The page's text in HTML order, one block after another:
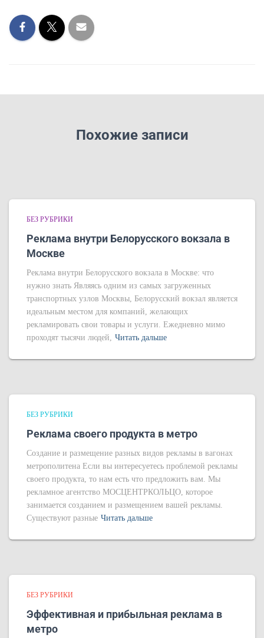
Похожие записи
БЕЗ РУБРИКИ
Реклама внутри Белорусского вокзала в
Москве
Реклама внутри Белорусского вокзала в Москве: что
нужно знать Являясь одним из самых загруженных
транспортных узлов Москвы, Белорусский вокзал является
идеальным местом для компаний, желающих
рекламировать свои товары и услуги. Ежедневно мимо
проходят тысячи людей, Читать дальше
БЕЗ РУБРИКИ
Реклама своего продукта в метро
Создание и размещение разных видов рекламы в вагонах
метрополитена Если вы интересуетесь проблемой рекламы
своего продукта, то нам есть что предложить вам. Мы
рекламное агентство МОСЦЕНТРКОЛЬЦО, которое
занимается созданием и размещением вашей рекламы.
Существуют разные Читать дальше
БЕЗ РУБРИКИ
Эффективная и прибыльная реклама в
метро